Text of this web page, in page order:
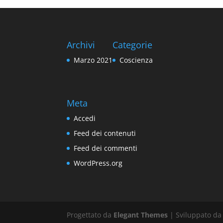
Archivi
Marzo 2021
Categorie
Coscienza
Meta
Accedi
Feed dei contenuti
Feed dei commenti
WordPress.org
Progettato da Elegant Themes | Sviluppato